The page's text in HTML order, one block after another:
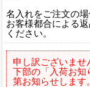
名入れをご注文の
お客様都合による
ください。
申し訳ございませ
下部の「入荷お知
第お知らせします。